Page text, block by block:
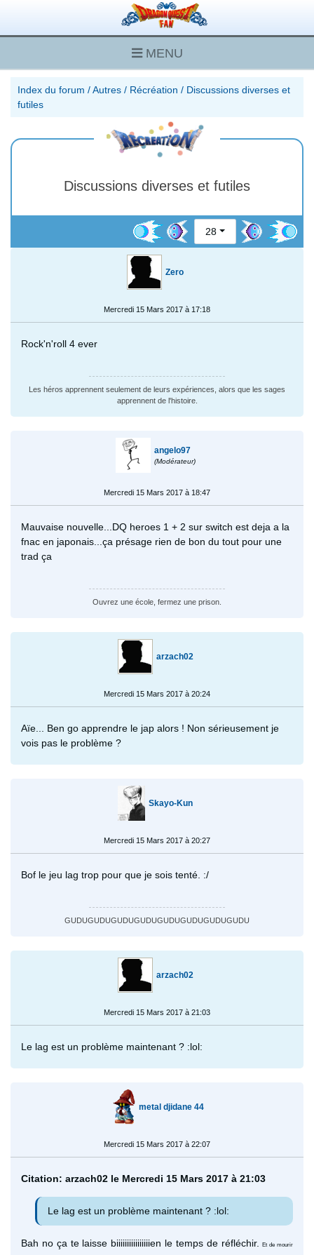
MENU
Index du forum /Autres / Récréation / Discussions diverses et
futiles
Discussions diverses et futiles
28
Zero
Mercredi 15 Mars 2017 à 17:18
Rock'n'roll 4 ever
Les héros apprennent seulement de leurs expériences, alors que les sages
apprennent de l'histoire.
angelo97
(Modérateur)
Mercredi 15 Mars 2017 à 18:47
Mauvaise nouvelle...DQ heroes 1 + 2 sur switch est deja a la
fnac en japonais...ça présage rien de bon du tout pour une
trad ça
Ouvrez une école, fermez une prison.
arzach02
Mercredi 15 Mars 2017 à 20:24
Aïe... Ben go apprendre le jap alors ! Non sérieusement je
vois pas le problème ?
Skayo-Kun
Mercredi 15 Mars 2017 à 20:27
Bof le jeu lag trop pour que je sois tenté. :/
GUDUGUDUGUDUGUDUGUDUGUDUGUDUGUDU
arzach02
Mercredi 15 Mars 2017 à 21:03
Le lag est un problème maintenant ? :lol:
metal djidane 44
Mercredi 15 Mars 2017 à 22:07
Citation: arzach02 le Mercredi 15 Mars 2017 à 21:03
Le lag est un problème maintenant ? :lol:
Bah no ça te laisse biiiiiiiiiiiiiiiien le temps de réfléchir.Et de mourir